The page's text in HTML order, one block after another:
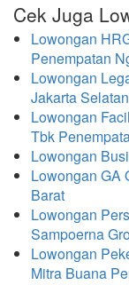
Cek Juga
Lowongan
Penempatan
Lowongan
Jakarta Selatan
Lowongan
Tbk
Lowongan
Lowongan GA
Barat
Lowongan
Sampoerna
Lowongan
Mitra Buana